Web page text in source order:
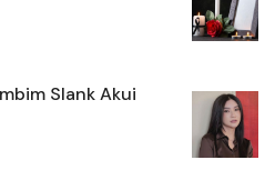
Slank Akui